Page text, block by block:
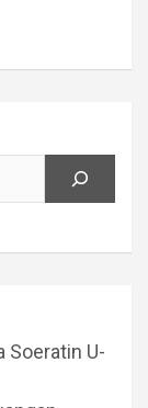
Soeratin U-